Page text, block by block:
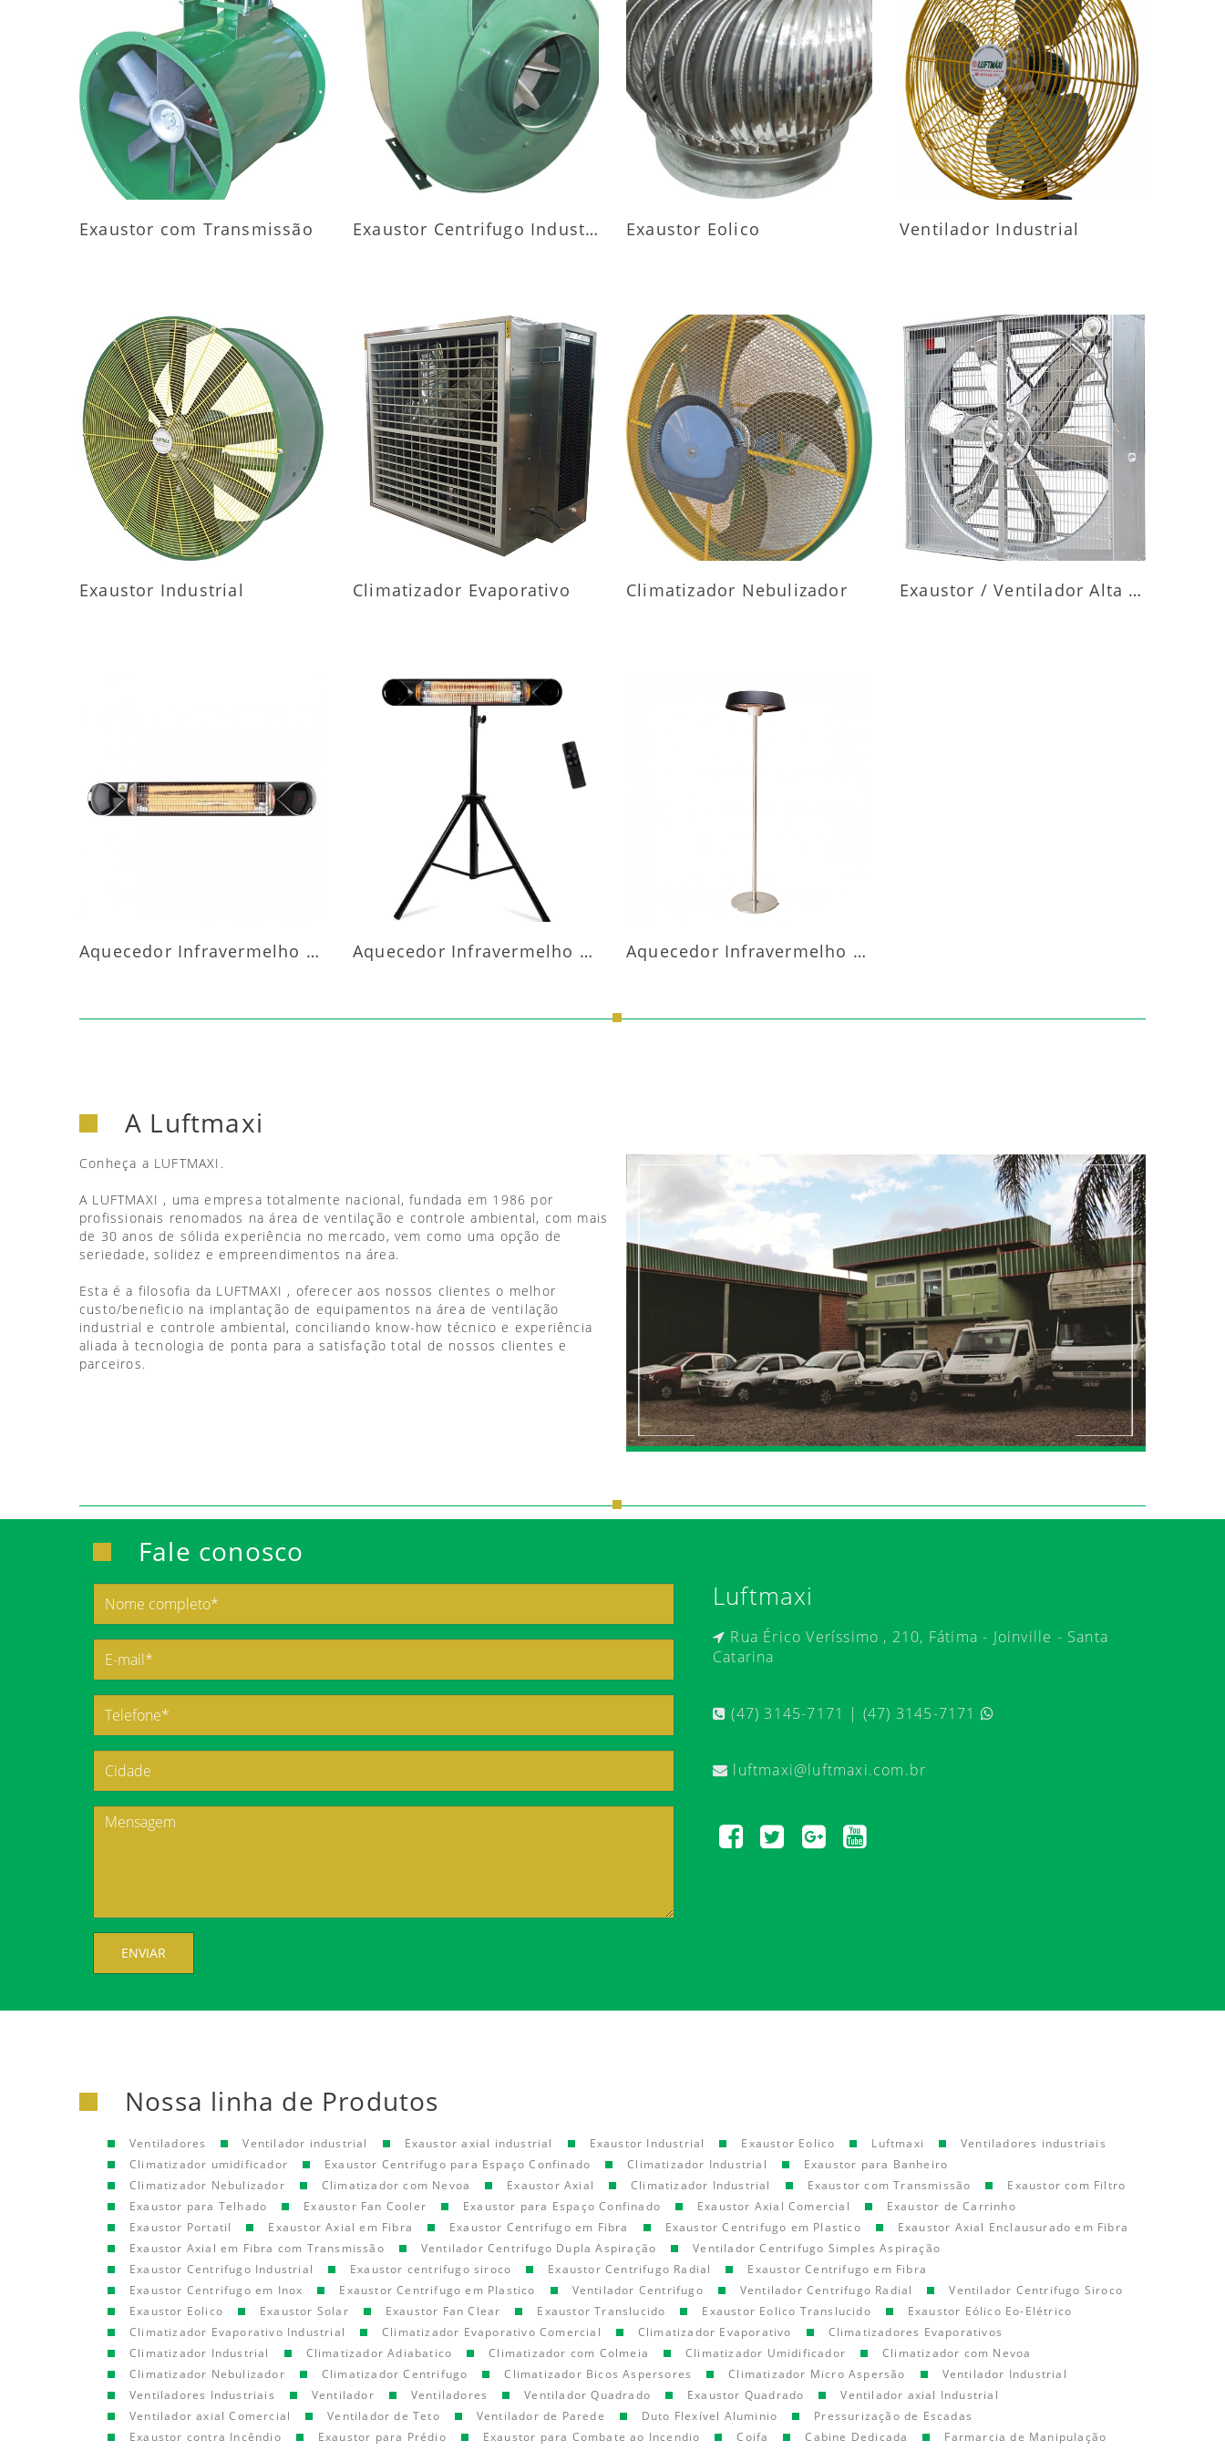
MAIS INFORMAÇÕES
Exaustor com Transmissão
MAIS INFORMAÇÕES
Exaustor Centrifugo Industrial
MAIS INFORMAÇÕES
Exaustor Eolico
MAIS INFORMAÇÕES
Ventilador Industrial
MAIS INFORMAÇÕES
Exaustor Industrial
MAIS INFORMAÇÕES
Climatizador Evaporativo
MAIS INFORMAÇÕES
Climatizador Nebulizador
MAIS INFORMAÇÕES
Exaustor / Ventilador Alta Vazão
MAIS INFORMAÇÕES
Aquecedor Infravermelho Parede
MAIS INFORMAÇÕES
Aquecedor Infravermelho Pedestal Aquecedor Infravermelho Coluna
A Luftmaxi
Conheça a LUFTMAXI.
A LUFTMAXI , uma empresa totalmente nacional, fundada em 1986 por
profissionais renomados na área de ventilação e controle ambiental, com mais
de 30 anos de sólida experiência no mercado, vem como uma opção de
seriedade, solidez e empreendimentos na área.
Esta é a filosofia da LUFTMAXI , oferecer aos nossos clientes o melhor
custo/beneficio na implantação de equipamentos na área de ventilação
industrial e controle ambiental, conciliando know-how técnico e experiência
aliada à tecnologia de ponta para a satisfação total de nossos clientes e
parceiros.
Fale conosco
ENVIAR
Luftmaxi
Rua Érico Veríssimo , 210, Fátima - Joinville - Santa
Catarina
(47) 3145-7171 | (47) 3145-7171
luftmaxi@luftmaxi.com.br
Nossa linha de Produtos
Ventiladores Ventilador industrial Exaustor axial industrial Exaustor Industrial Exaustor Eolico Luftmaxi
Ventiladores industriais
Climatizador umidificador
Exaustor Centrifugo para Espaço Confinado Climatizador Industrial
Exaustor para Banheiro
Climatizador Nebulizador
Climatizador com Nevoa Exaustor Axial Climatizador Industrial Exaustor com Transmissão
Exaustor com Filtro
Exaustor para Telhado
Exaustor Fan Cooler Exaustor para Espaço Confinado Exaustor Axial Comercial
Exaustor de Carrinho
Exaustor Portatil
Exaustor Axial em Fibra Exaustor Centrifugo em Fibra Exaustor Centrifugo em Plastico
Exaustor Axial Enclausurado em Fibra
Exaustor Axial em Fibra com Transmissão
Ventilador Centrifugo Dupla Aspiração
Ventilador Centrifugo Simples Aspiração
Exaustor Centrifugo Industrial
Exaustor centrifugo siroco Exaustor Centrifugo Radial
Exaustor Centrifugo em Fibra
Exaustor Centrifugo em Inox
Exaustor Centrifugo em Plastico Ventilador Centrifugo Ventilador Centrifugo Radial
Ventilador Centrifugo Siroco
Exaustor Eolico
Exaustor Solar Exaustor Fan Clear Exaustor Translucido Exaustor Eolico Translucido
Exaustor Eólico Eo-Elétrico
Climatizador Evaporativo Industrial
Climatizador Evaporativo Comercial Climatizador Evaporativo
Climatizadores Evaporativos
Climatizador Industrial
Climatizador Adiabatico Climatizador com Colmeia Climatizador Umidificador
Climatizador com Nevoa
Climatizador Nebulizador
Climatizador Centrifugo Climatizador Bicos Aspersores Climatizador Micro Aspersão
Ventilador Industrial
Ventiladores Industriais
Ventilador Ventiladores Ventilador Quadrado Exaustor Quadrado
Ventilador axial Industrial
Ventilador axial Comercial
Ventilador de Teto Ventilador de Parede Duto Flexível Aluminio
Pressurização de Escadas
Exaustor contra Incêndio
Exaustor para Prédio Exaustor para Combate ao Incendio Coifa Cabine Dedicada
Farmarcia de Manipulação